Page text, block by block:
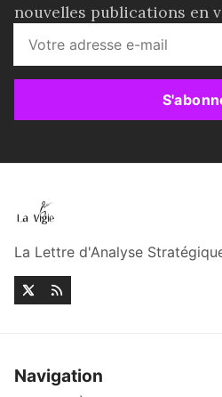
nouvelles publications en
La Lettre d'Analyse
Navigation